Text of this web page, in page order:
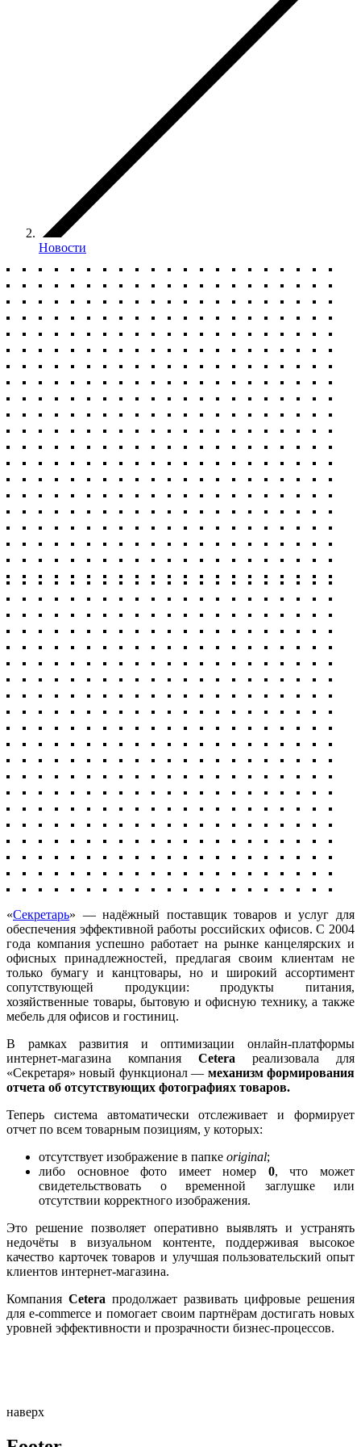
Новости
«Секретарь» — надёжный поставщик товаров и услуг для
обеспечения эффективной работы российских офисов. С 2004
года компания успешно работает на рынке канцелярских и
офисных принадлежностей, предлагая своим клиентам не
только бумагу и канцтовары, но и широкий ассортимент
сопутствующей продукции: продукты питания,
хозяйственные товары, бытовую и офисную технику, а также
мебель для офисов и гостиниц.
В рамках развития и оптимизации онлайн-платформы
интернет-магазина компания Cetera реализовала для
«Секретаря» новый функционал — механизм формирования
отчета об отсутствующих фотографиях товаров.
Теперь система автоматически отслеживает и формирует
отчет по всем товарным позициям, у которых:
отсутствует изображение в папке original;
либо основное фото имеет номер 0, что может
свидетельствовать о временной заглушке или
отсутствии корректного изображения.
Это решение позволяет оперативно выявлять и устранять
недочёты в визуальном контенте, поддерживая высокое
качество карточек товаров и улучшая пользовательский опыт
клиентов интернет-магазина.
Компания Cetera продолжает развивать цифровые решения
для e-commerce и помогает своим партнёрам достигать новых
уровней эффективности и прозрачности бизнес-процессов.
наверх